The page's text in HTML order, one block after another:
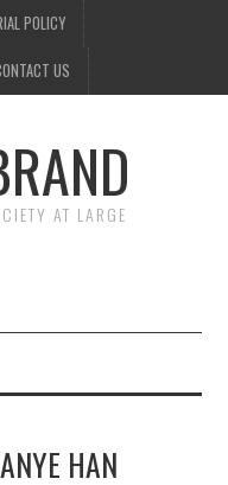
POLICY
US
AT LARGE
HAN